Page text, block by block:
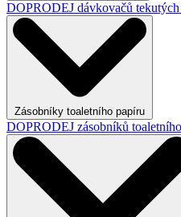
DOPRODEJ dávkovačů
Zásobníky toaletního papíru
DOPRODEJ zásobníků